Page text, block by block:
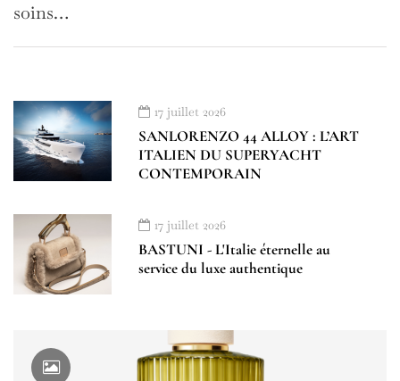
soins…
17 juillet 2026
SANLORENZO 44 ALLOY : L’ART
ITALIEN DU SUPERYACHT
CONTEMPORAIN
17 juillet 2026
BASTUNI - L'Italie éternelle au
service du luxe authentique